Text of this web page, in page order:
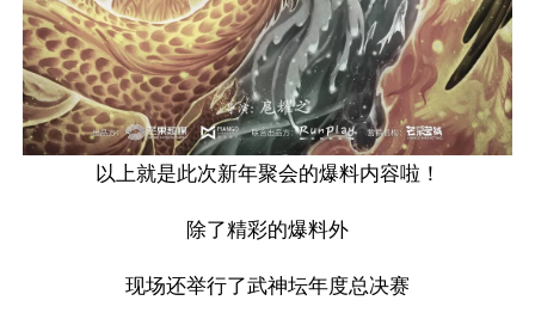
以上就是此次新年聚会的爆料内容啦！
除了精彩的爆料外
现场还举行了武神坛年度总决赛